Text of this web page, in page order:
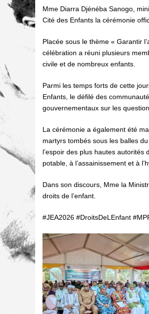
Mme Diarra Djénéba Sanogo,
Cité des Enfants la cérémonie
Placée sous le thème « Garantir
célébration a réuni plusieurs
civile et de nombreux enfants.
Parmi les temps forts de cette
Enfants, le défilé des
gouvernementaux sur les
La cérémonie a également été
martyrs tombés sous les balles
l’espoir des plus hautes autorités
potable, à l’assainissement et à
Dans son discours, Mme la
droits de l’enfant.
#JEA2026 #DroitsDeLEnfant